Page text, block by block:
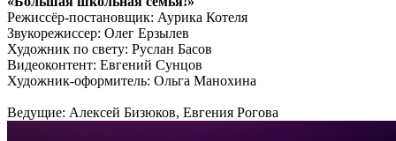
Режиссёр-постановщик: Аурика Котеля
Звукорежиссер: Олег Ерзылев
Художник по свету: Руслан Басов
Видеоконтент: Евгений Сунцов
Художник-оформитель: Ольга Манохина
Ведущие: Алексей Бизюков, Евгения Рогова